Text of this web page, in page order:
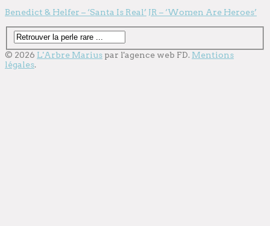
Benedict & Helfer – ‘Santa Is Real’ JR – ‘Women Are Heroes’
© 2026 L'Arbre Marius par l'agence web FD. Mentions
légales.